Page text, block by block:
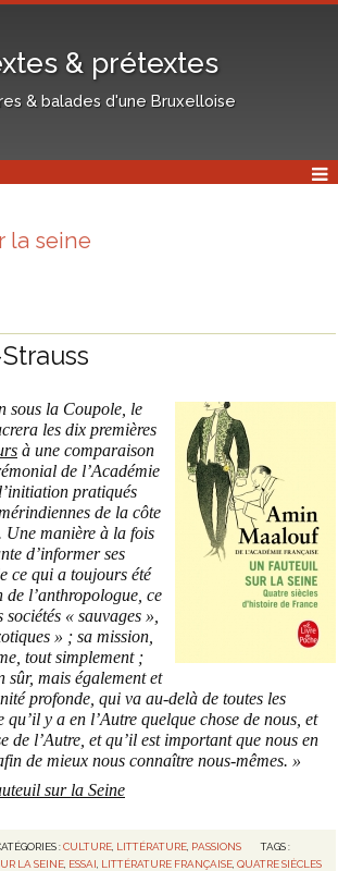
& prétextes
& balades d'une Bruxelloise
la seine
sous la Coupole, le
les dix premières
à une comparaison
de l’Académie
pratiqués
de la côte
manière à la fois
d’informer ses
ce qui a toujours été
l’anthropologue, ce
sociétés « sauvages »,
» ; sa mission,
tout simplement ;
sûr, mais également et
profonde, qui va au-delà de toutes les
qu’il y a en l’Autre quelque chose de nous, et
de l’Autre, et qu’il est important que nous en
de mieux nous connaître nous-mêmes. »
sur la Seine
:CULTURE, LITTÉRATURE, PASSIONS
TAGS :
LA SEINE ESSAI LITTÉRATURE FRANÇAISE ,QUATRE SIÈCLES